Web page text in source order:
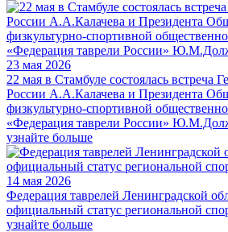
23 мая 2026
22 мая в Стамбуле состоялась встреча
России А.А.Калачева и Президента
физкультурно-спортивной
«Федерация таврели России»
узнайте больше
14 мая 2026
Федерация таврелей Ленинградской
официальный статус региональной
узнайте больше